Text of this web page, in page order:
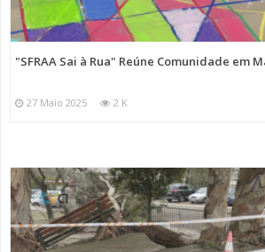
"SFRAA Sai à Rua" Reúne Comunidade em
27 Maio 2025 2 K